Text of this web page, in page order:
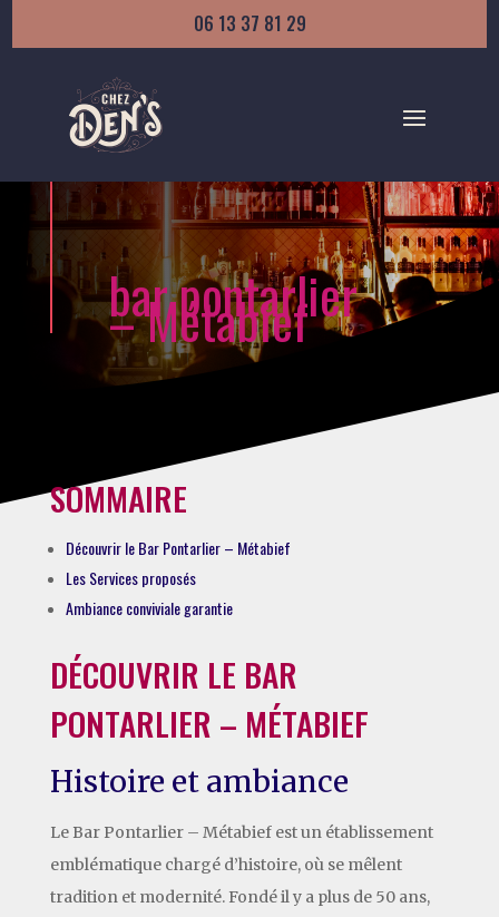
06 13 37 81 29
bar pontarlier
– Métabief
SOMMAIRE
Découvrir le Bar Pontarlier – Métabief
Les Services proposés
Ambiance conviviale garantie
DÉCOUVRIR LE BAR
PONTARLIER – MÉTABIEF
Histoire et ambiance
Le Bar Pontarlier – Métabief est un établissement
emblématique chargé d’histoire, où se mêlent
tradition et modernité. Fondé il y a plus de 50 ans,